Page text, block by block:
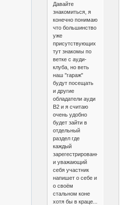
Давайте
знакомиться, я
конечно понимаю
что большинство
уже
присутствующих
тут знакомы по
ветке с ауди-
клуба, но веть
наш "гараж"
будут посещать
и другие
обладатели ауди
В2 и я считаю
очень удобно
будет зайти в
отдельный
раздел где
каждый
зарегестрированный
и уважающий
себя участник
напишет о себе и
о своём
стальном коне
хотя бы в краце...